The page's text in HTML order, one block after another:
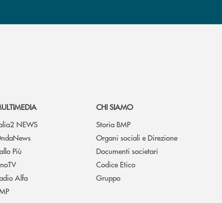
NEWS
Più
Alfa
CHI SIAMO
Storia BMP
Organi sociali e Direzione
Documenti societari
Codice Etico
Gruppo